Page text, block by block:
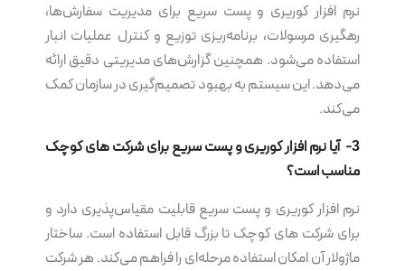
نرم‌ افزار کوریری و پست سریع برای مدیریت سفارش‌ها،
رهگیری مرسولات، برنامه‌ریزی توزیع و کنترل عملیات انبار
استفاده می‌شود. همچنین گزارش‌های مدیریتی دقیق ارائه
می‌دهد. این سیستم به بهبود تصمیم‌گیری در سازمان کمک
می‌کند.
3- آیا نرم‌ افزار کوریری و پست سریع برای شرکت های کوچک
مناسب است؟
نرم‌ افزار کوریری و پست سریع قابلیت مقیاس‌پذیری دارد و
برای شرکت های کوچک تا بزرگ قابل استفاده است. ساختار
ماژولار آن امکان استفاده مرحله‌ای را فراهم می‌کند. هر شرکت